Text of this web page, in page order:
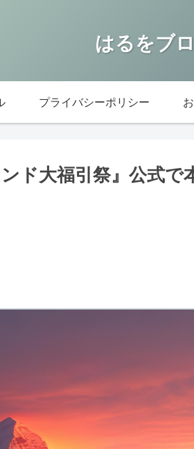
はるをブ
プライバシーポリシー
ド大福引祭』公式で